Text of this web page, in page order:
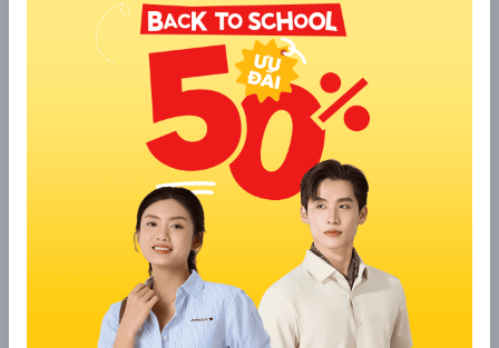
Cảnh giác "Quà 0 đồng nhưng mất phí ship":
chương trình yêu cầu bạn trả "phí vận chuyển", "phí xử lý
hồ sơ" (ví dụ: 29k, 39k...) để nhận một món quà giá trị
cao (như áo polo, áo khoác) mà KHÔNG cần mua thêm
gì, khả năng cao đây là lừa đảo. Kẻ xấu chỉ nhắm vào tiền
phí ship này.
Dấu hiệu nhận biết "YODY Tặng Quà Miễn
Phí" LỪA ĐẢO
Kẻ xấu ngày càng tinh vi, thường chạy quảng cáo (Facebook
Ads, TikTok Ads) rất rầm rộ. Quý khách hàng cần TUYỆT ĐỐI
cảnh giác với các dấu hiệu sau:
1. Tên miền/Fanpage LẠ:
Sai tên miền: yody-sale.com yody-quatang.vip,